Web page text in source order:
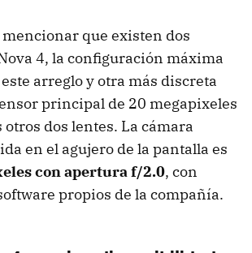
que existen dos
4, la configuración máxima
arreglo y otra más discreta
principal de 20 megapixeles
dos lentes. La cámara
en el agujero de la pantalla es
con apertura f/2.0, con
propios de la compañía.